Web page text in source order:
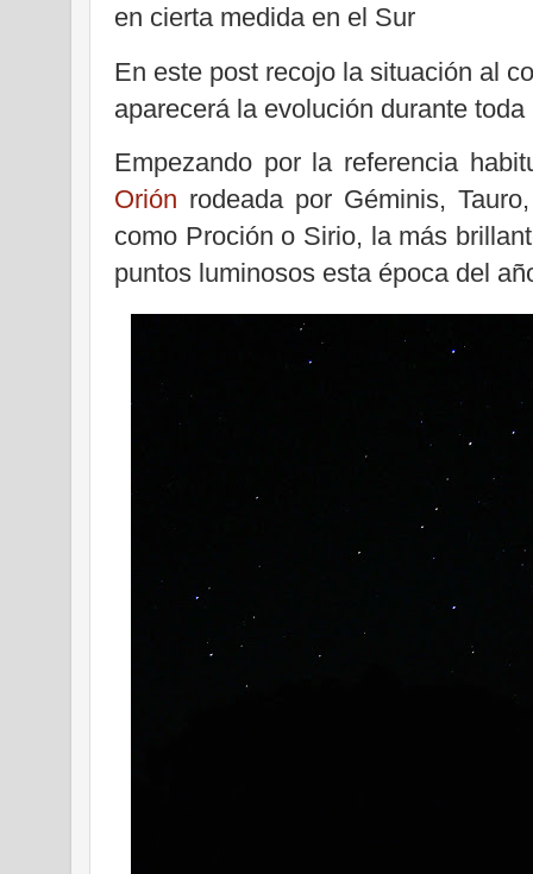
en cierta medida en el Sur
En este post recojo la situación al
aparecerá la evolución durante
Empezando por la referencia
Orión rodeada por Géminis,
como Proción o Sirio, la más
puntos luminosos esta época del